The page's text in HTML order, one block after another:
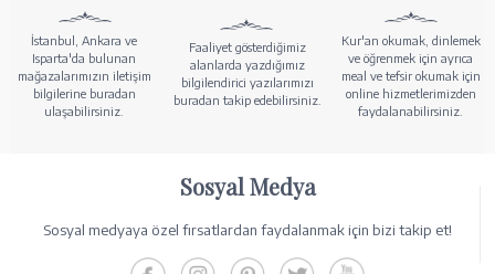
İstanbul, Ankara ve
Isparta'da bulunan
mağazalarımızın iletişim
bilgilerine buradan
ulaşabilirsiniz.
Faaliyet gösterdiğimiz
alanlarda yazdığımız
bilgilendirici yazılarımızı
buradan takip edebilirsiniz.
Kur'an okumak, dinlemek
ve öğrenmek için ayrıca
meal ve tefsir okumak için
online hizmetlerimizden
faydalanabilirsiniz.
Sosyal Medya
Sosyal medyaya özel fırsatlardan faydalanmak için bizi takip et!